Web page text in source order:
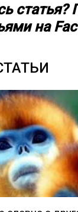
статья?
на